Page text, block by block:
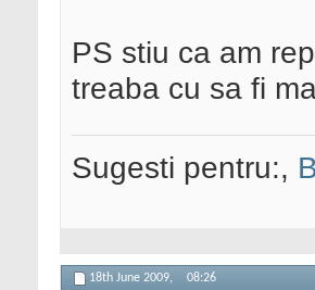
PS stiu ca am
treaba cu sa fi
Sugesti pentru:,
18th June 2009, 08:26